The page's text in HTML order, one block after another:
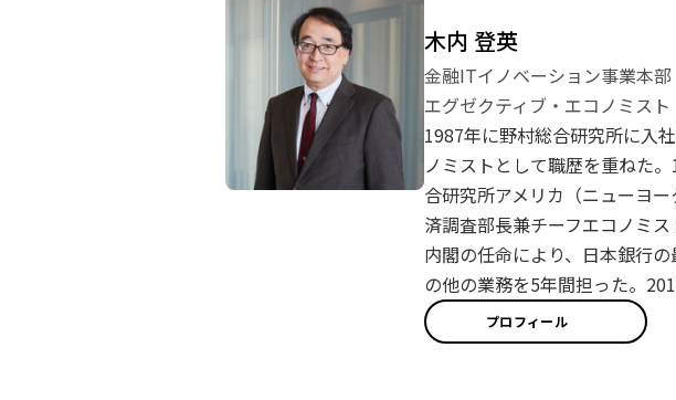
木内 登英
金融ITイノベーション事業本部
エグゼクティブ・エコノミスト
1987年に野村総合研究所に入
ノミストとして職歴を重ねた
合研究所アメリカ（ニューヨ
済調査部長兼チーフエコノミ
内閣の任命により、日本銀行
の他の業務を5年間担った。
プロフィール